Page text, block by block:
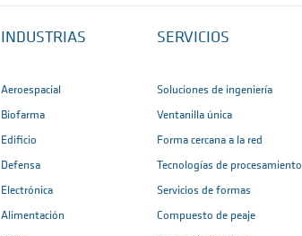
INDUSTRIAS
Aeroespacial
Biofarma
Edificio
Defensa
Electrónica
Alimentación
SERVICIOS
Soluciones de ingeniería
Ventanilla única
Forma cercana a la red
Tecnologías de procesamiento
Servicios de formas
Compuesto de peaje